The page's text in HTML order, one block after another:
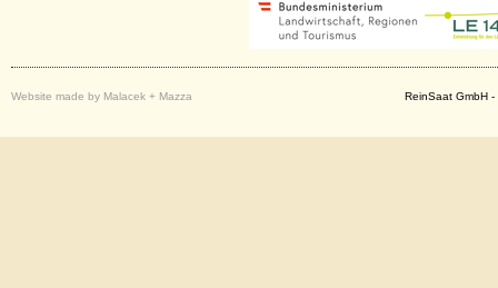
Website made by Malacek + Mazza ReinSaat GmbH